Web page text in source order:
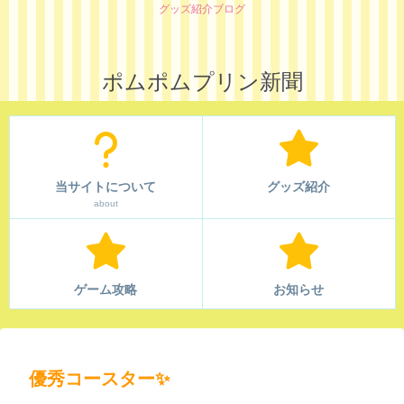
グッズ紹介ブログ
ポムポムプリン新聞
当サイトについて
about
グッズ紹介
ゲーム攻略 お知らせ
優秀コースター✨